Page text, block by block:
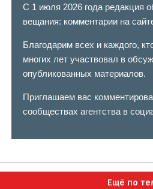
С 1 июля 2026 года редакция
вещания: комментарии на
Благодарим всех и каждого,
многих лет участвовал в
опубликованных материалов.
Приглашаем вас
сообществах агентства в
Ещё по